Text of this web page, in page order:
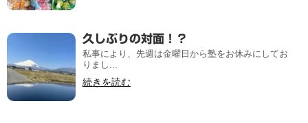
久しぶりの対面！？
私事により、先週は金曜日から塾をお休みにしてお
りまし...
続きを読む